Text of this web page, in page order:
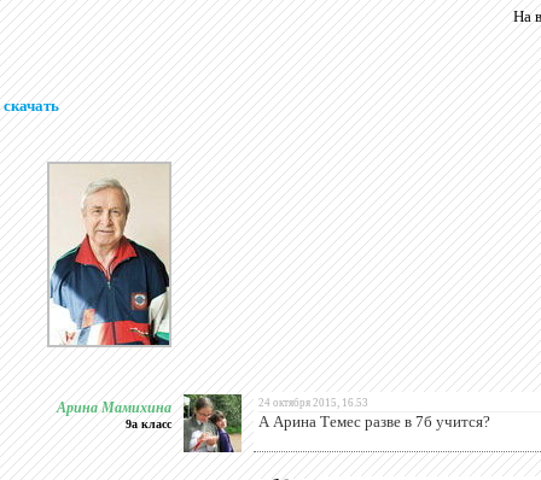
скачать
На
Арина Мамихина
9а класс
24 октября 2015, 16.53
А Арина Темес разве в 7б учится?